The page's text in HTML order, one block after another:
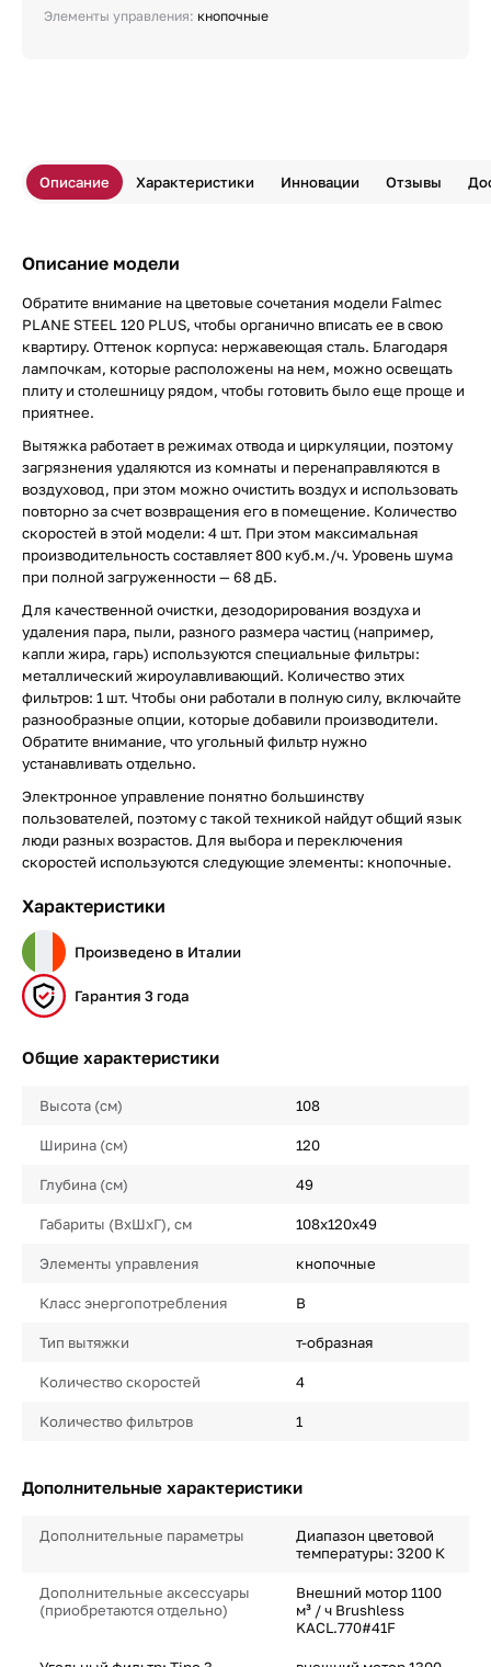
Элементы управления: кнопочные
Описание Характеристики Инновации Отзывы
Описание модели
Обратите внимание на цветовые сочетания модели Falmec
PLANE STEEL 120 PLUS, чтобы органично вписать ее в свою
квартиру. Оттенок корпуса: нержавеющая сталь. Благодаря
лампочкам, которые расположены на нем, можно освещать
плиту и столешницу рядом, чтобы готовить было еще проще и
приятнее.
Вытяжка работает в режимах отвода и циркуляции, поэтому
загрязнения удаляются из комнаты и перенаправляются в
воздуховод, при этом можно очистить воздух и использовать
повторно за счет возвращения его в помещение. Количество
скоростей в этой модели: 4 шт. При этом максимальная
производительность составляет 800 куб.м./ч. Уровень шума
при полной загруженности — 68 дБ.
Для качественной очистки, дезодорирования воздуха и
удаления пара, пыли, разного размера частиц (например,
капли жира, гарь) используются специальные фильтры:
металлический жироулавливающий. Количество этих
фильтров: 1 шт. Чтобы они работали в полную силу, включайте
разнообразные опции, которые добавили производители.
Обратите внимание, что угольный фильтр нужно
устанавливать отдельно.
Электронное управление понятно большинству
пользователей, поэтому с такой техникой найдут общий язык
люди разных возрастов. Для выбора и переключения
скоростей используются следующие элементы: кнопочные.
Характеристики
Произведено в Италии
Гарантия 3 года
Общие характеристики
Высота (см) 108
Ширина (см) 120
Глубина (см) 49
Габариты (ВхШхГ), см 108х120х49
Элементы управления кнопочные
Класс энергопотребления B
Тип вытяжки т-образная
Количество скоростей 4
Количество фильтров 1
Дополнительные характеристики
Дополнительные параметры
Диапазон цветовой
температуры: 3200 К
Дополнительные аксессуары
(приобретаются отдельно)
Внешний мотор 1100
м³ / ч Brushless
KACL.770#41F